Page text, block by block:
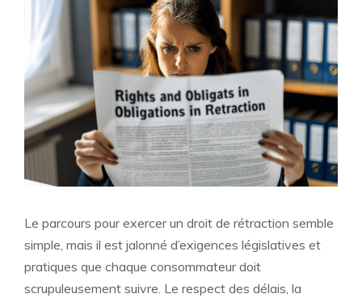
Le parcours pour exercer un droit de rétraction semble
simple, mais il est jalonné d’exigences législatives et
pratiques que chaque consommateur doit
scrupuleusement suivre. Le respect des délais, la